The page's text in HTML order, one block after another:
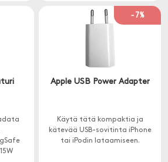
-7%
Apple USB Power Adapter
Käytä tätä kompaktia ja
kätevää USB-sovitinta iPhone
tai iPodin lataamiseen.